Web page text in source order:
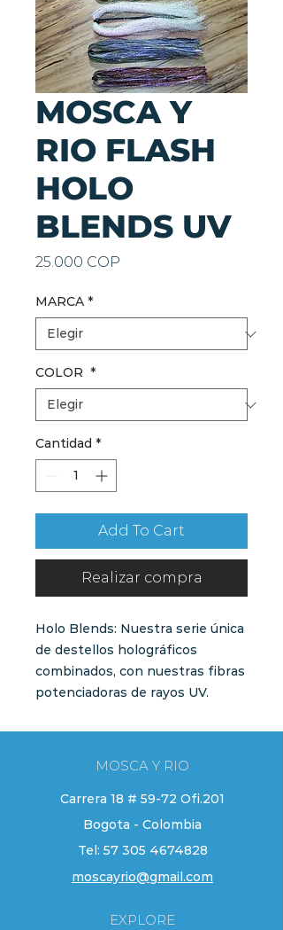
MOSCA Y
RIO FLASH
HOLO
BLENDS UV
25.000 COP
MARCA *
COLOR *
Cantidad *
Add To Cart
Realizar compra
Holo Blends: Nuestra serie única
de destellos holográficos
combinados, con nuestras fibras
potenciadoras de rayos UV.
MOSCA Y RIO
Carrera 18 # 59-72 Ofi.201
Bogota - Colombia
Tel: 57 305 4674828
moscayrio@gmail.com
EXPLORE